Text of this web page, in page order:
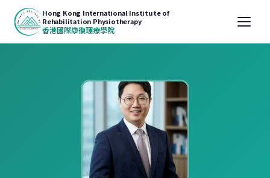
Hong Kong International Institute of
Rehabilitation Physiotherapy
香港國際康復理療學院